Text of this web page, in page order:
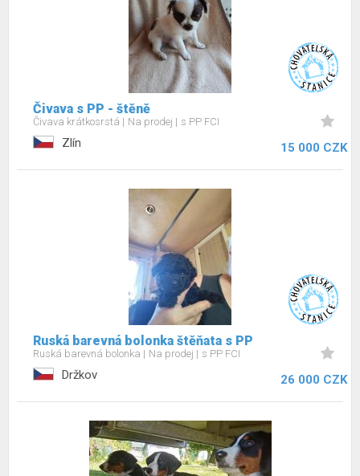
Čivava s PP - štěně
Čivava krátkosrstá Na prodej s PP FCI
Zlín 15 000 CZK
Ruská barevná bolonka štěňata s PP
Ruská barevná bolonka Na prodej s PP FCI
Držkov 26 000 CZK